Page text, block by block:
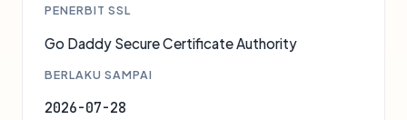
PENERBIT SSL
Go Daddy Secure Certificate Authority
BERLAKU SAMPAI
2026-07-28